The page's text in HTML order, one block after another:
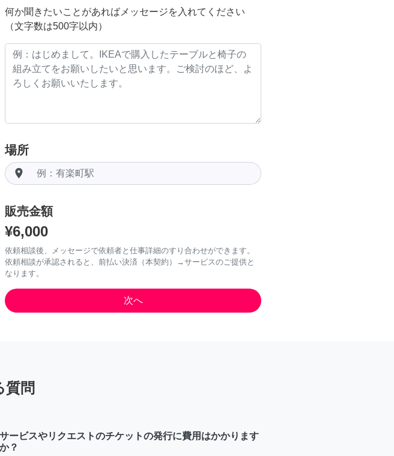
何か聞きたいことがあればメッセージを入れてください
（文字数は500字以内）
場所
room
販売金額
¥6,000
依頼相談後、メッセージで依頼者と仕事詳細のすり合わせができます。
依頼相談が承認されると、前払い決済（本契約）→サービスのご提供と
なります。
質問
サービスやリクエストのチケットの発行に費用はかかります
か？